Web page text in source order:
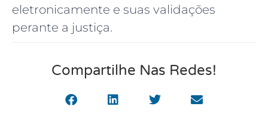
eletronicamente e suas validações
perante a justiça.
Compartilhe Nas Redes!